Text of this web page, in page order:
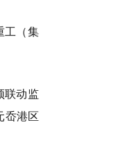
工（集
联动监
岙港区